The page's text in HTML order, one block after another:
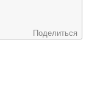
Поделиться